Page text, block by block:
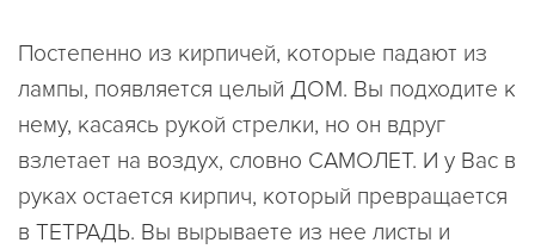
Постепенно из кирпичей, которые падают из
лампы, появляется целый ДОМ. Вы подходите к
нему, касаясь рукой стрелки, но он вдруг
взлетает на воздух, словно САМОЛЕТ. И у Вас в
руках остается кирпич, который превращается
в ТЕТРАДЬ. Вы вырываете из нее листы и